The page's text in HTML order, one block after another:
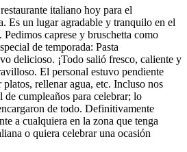
italiano hoy para el
Es un lugar agradable y tranquilo en el
caprese y bruschetta como
de temporada: Pasta
delicioso. ¡Todo salió fresco, caliente y
El personal estuvo pendiente
platos, rellenar agua, etc. Incluso nos
cumpleaños para celebrar; lo
de todo. Definitivamente
a cualquiera en la zona que tenga
o quiera celebrar una ocasión